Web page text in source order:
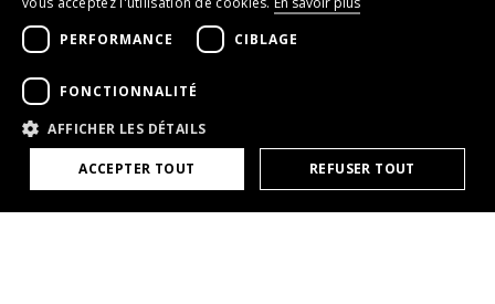
PERFORMANCE
CIBLAGE
FONCTIONNALITÉ
AFFICHER LES DÉTAILS
ACCEPTER TOUT REFUSER TOUT